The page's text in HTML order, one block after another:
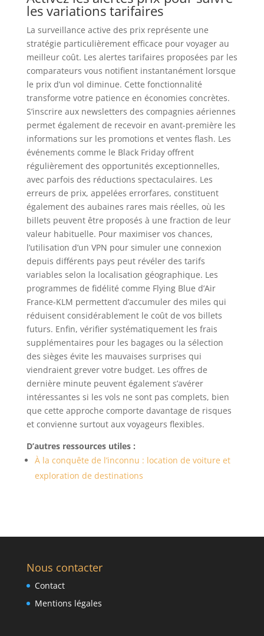
les variations tarifaires
La surveillance active des prix représente une
stratégie particulièrement efficace pour voyager au
meilleur coût. Les alertes tarifaires proposées par les
comparateurs vous notifient instantanément lorsque
le prix d’un vol diminue. Cette fonctionnalité
transforme votre patience en économies concrètes.
S’inscrire aux newsletters des compagnies aériennes
permet également de recevoir en avant-première les
informations sur les promotions et ventes flash. Les
événements comme le Black Friday offrent
régulièrement des opportunités exceptionnelles,
avec parfois des réductions spectaculaires. Les
erreurs de prix, appelées errorfares, constituent
également des aubaines rares mais réelles, où les
billets peuvent être proposés à une fraction de leur
valeur habituelle. Pour maximiser vos chances,
l’utilisation d’un VPN pour simuler une connexion
depuis différents pays peut révéler des tarifs
variables selon la localisation géographique. Les
programmes de fidélité comme Flying Blue d’Air
France-KLM permettent d’accumuler des miles qui
réduisent considérablement le coût de vos billets
futurs. Enfin, vérifier systématiquement les frais
supplémentaires pour les bagages ou la sélection
des sièges évite les mauvaises surprises qui
viendraient grever votre budget. Les offres de
dernière minute peuvent également s’avérer
intéressantes si les vols ne sont pas complets, bien
que cette approche comporte davantage de risques
et convienne surtout aux voyageurs flexibles.
D’autres ressources utiles :
À la conquête de l’inconnu : location de voiture et
exploration de destinations
Nous contacter
Contact
Mentions légales